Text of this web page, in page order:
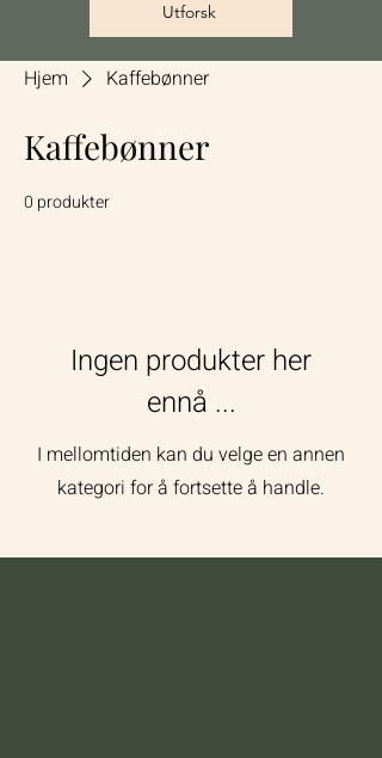
Utforsk
Hjem Kaffebønner
Kaffebønner
0 produkter
Ingen produkter her
ennå ...
I mellomtiden kan du velge en annen
kategori for å fortsette å handle.